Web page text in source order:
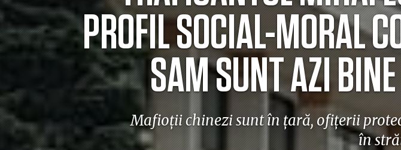
PROFIL SOCIAL-MORAL
SAM SUNT AZI
Mafioții chinezi sunt în țară, ofițerii
în